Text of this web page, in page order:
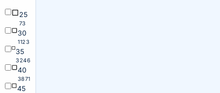
25
73
30
1123
35
3246
40
3871
45